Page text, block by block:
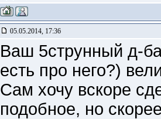
05.05.2014, 17:36
Ваш 5струнный д-
есть про него?)
Сам хочу вскоре
подобное, но